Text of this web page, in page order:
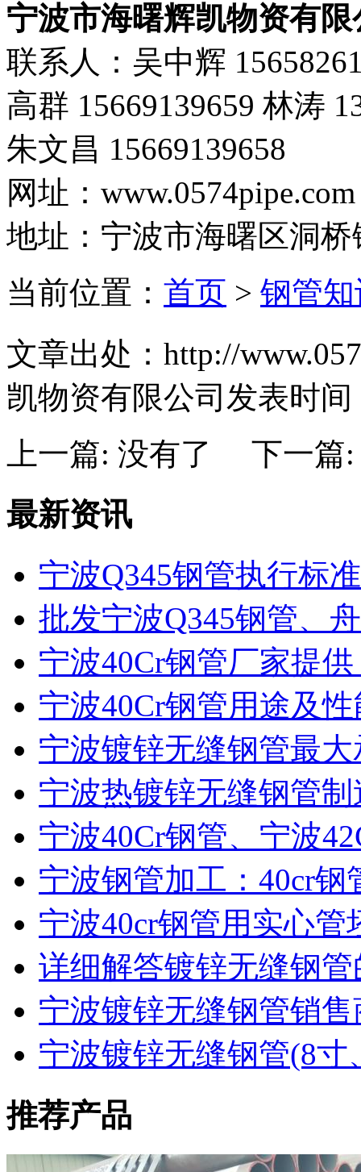
宁波市海曙辉凯物资有限
联系人：吴中辉
高群 15669139659 林涛
朱文昌 15669139658
网址：www.0574pipe.com
地址：宁波市海曙区洞
当前位置： 首页 > 钢管
文章出处：http://
凯物资有限公司 发表时间
上一篇: 没有了 下一篇
最新资讯
宁波Q345钢管执行标
批发宁波Q345钢管、
宁波40Cr钢管厂家提
宁波40Cr钢管用途及
宁波镀锌无缝钢管最
宁波热镀锌无缝钢管
宁波40Cr钢管、宁波
宁波钢管加工：40cr钢
宁波40cr钢管用实心管
详细解答镀锌无缝钢
宁波镀锌无缝钢管销
宁波镀锌无缝钢管(8寸
推荐产品